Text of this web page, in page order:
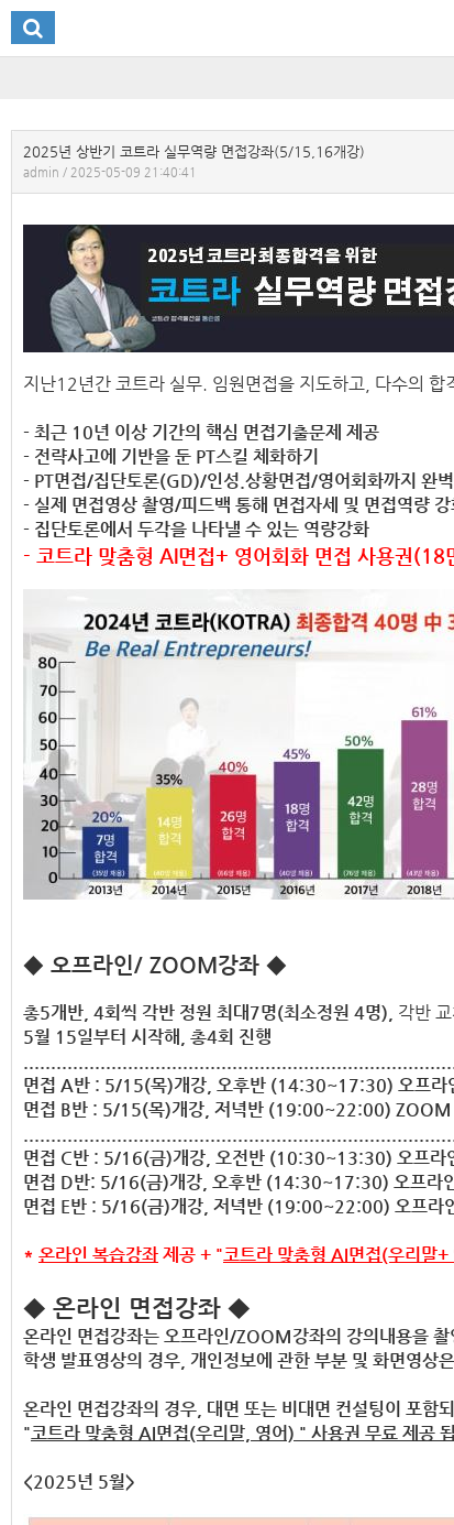
2025년 상반기 코트라 실무역량 면접강좌(5/15,16개강)
admin / 2025-05-09 21:40:41
지난​12년간 코트라 실무. 임원면접을 지도하고, 다수의
- 최근 10년 이상 기간의 핵심 면접기출문제 제공
- 전략사고에 기반을 둔 PT스킬 체화하기
- PT면접/집단토론(GD)/인성.상황면접/영어회화까지 완
- 실제 면접영상 촬영/피드백 통해 면접자세 및 면접역량
- 집단토론에서 두각을 나타낼 수 있는 역량강화
- 코트라 맞춤형 AI면접+ 영어회화 면접 사용권(18
◆ 오프라인/ ZOOM강좌 ◆
총5개반, 4회씩 각반 정원 최대7명(최소정원 4명), 각반
5월 15일부터 시작해, 총4회 진행
면접 A반 : 5/15(목)개강, 오후반 (14:30~17:30) 오프라
면접 B반 : 5/15(목)개강, 저녁반 (19:00~22:00) ZOOM
면접 C반 : 5/16(금)개강, 오전반 (10:30~13:30) 오프라
면접 D반: 5/16(금)개강, 오후반 (14:30~17:30) 오프라
면접 E반 : 5/16(금)개강, 저녁반 (19:00~22:00) 오프라
* 온라인 복습강좌 제공 + "코트라 맞춤형 AI면접(우리말+
◆ 온라인 면접강좌 ◆
온라인 면접강좌는 오프라인/ZOOM강좌의 강의내용을 촬
학생 발표영상의 경우, 개인정보에 관한 부분 및 화면영상
온라인 면접강좌의 경우, 대면 또는 비대면 컨설팅이 포함
"코트라 맞춤형 AI면접(우리말, 영어) " 사용권 무료 제공
<2025년 5월>